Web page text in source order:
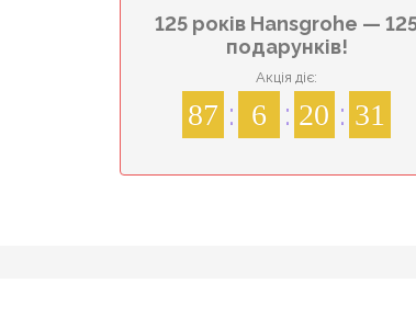
125 років Hansgrohe —
подарунків!
Акція діє:
87 6 20 30